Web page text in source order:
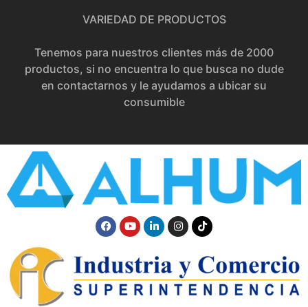
VARIEDAD DE PRODUCTOS
Tenemos para nuestros clientes más de 2000
productos, si no encuentra lo que busca no dude
en contactarnos y le ayudamos a ubicar su
consumible